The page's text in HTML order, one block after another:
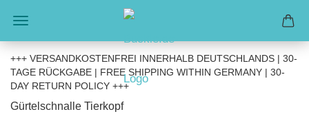
+++ VERSANDKOSTENFREI INNERHALB DEUTSCHLANDS | 30-
TAGE RÜCKGABE | FREE SHIPPING WITHIN GERMANY | 30-
DAY RETURN POLICY +++
Gürtelschnalle Tierkopf